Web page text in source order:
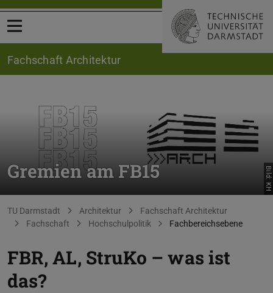
Menü öffnen
Fachschaft Architektur
Gremien am FB15 Bild: KH
Sie befinden sich hier:
TU Darmstadt Architektur
Fachschaft Architektur
Fachschaft
Hochschulpolitik Fachbereichsebene
FBR, AL, StruKo – was ist
das?